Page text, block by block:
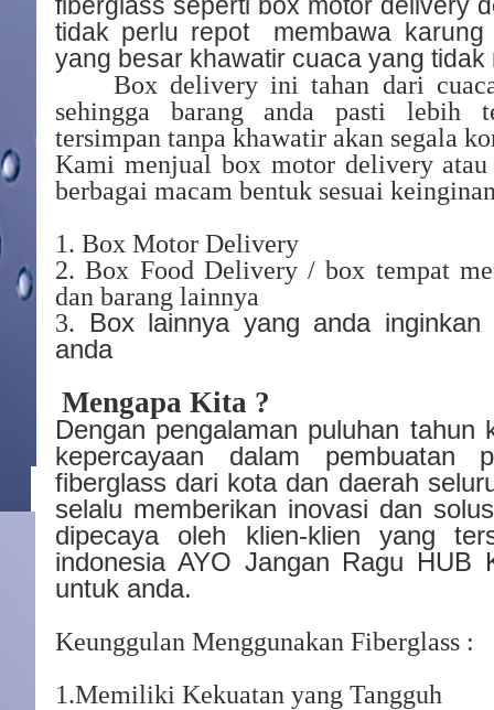
tidak perlu repot membawa
yang besar khawatir cuaca yang
Box delivery ini tahan dari
sehingga barang anda pasti lebih
tersimpan tanpa khawatir akan segala
Kami menjual box motor delivery
berbagai macam bentuk sesuai
1. Box Motor Delivery
2. Box Food Delivery / box tempat
dan barang lainnya
3. Box lainnya yang anda inginkan
anda
Mengapa Kita ?
Dengan pengalaman puluhan tahun
kepercayaan dalam pembuatan
fiberglass dari kota dan daerah
selalu memberikan inovasi dan
dipecaya oleh klien-klien yang
indonesia AYO Jangan Ragu HUB
untuk anda.
Keunggulan Menggunakan Fiberglass :
1.Memiliki Kekuatan yang Tangguh